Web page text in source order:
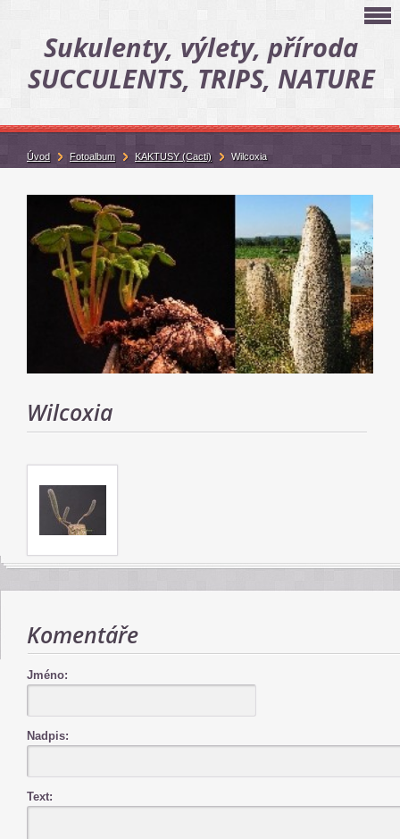
Sukulenty, výlety, příroda
SUCCULENTS, TRIPS, NATURE
Wilcoxia
Komentáře
Jméno:
Nadpis:
Text:
Úvod Fotoalbum KAKTUSY (Cacti) Wilcoxia